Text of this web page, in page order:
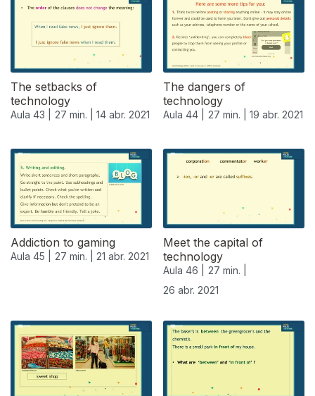
The setbacks of
technology
Aula 43 | 27 min. | 14 abr. 2021
The dangers of
technology
Aula 44 | 27 min. | 19 abr. 2021
Addiction to gaming
Aula 45 | 27 min. | 21 abr. 2021
Meet the capital of
technology
Aula 46 |
27 min. |
26 abr. 2021
541250